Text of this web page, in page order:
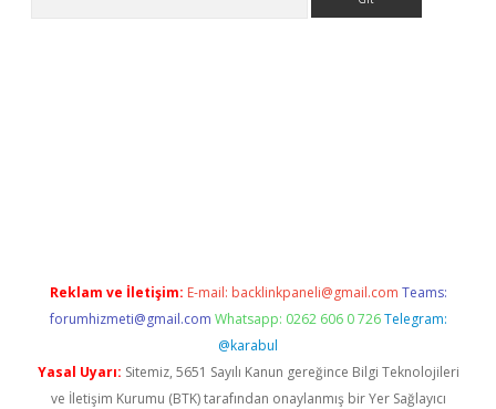
Reklam ve İletişim: E-mail: backlinkpaneli@gmail.com Teams:
forumhizmeti@gmail.com Whatsapp: 0262 606 0 726 Telegram:
@karabul
Yasal Uyarı: Sitemiz, 5651 Sayılı Kanun gereğince Bilgi Teknolojileri
ve İletişim Kurumu (BTK) tarafından onaylanmış bir Yer Sağlayıcı